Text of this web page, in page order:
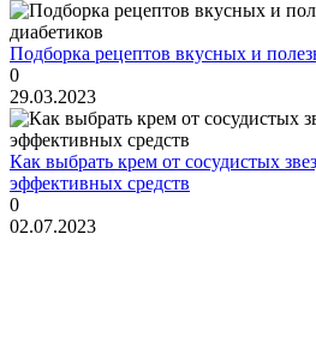
Подборка рецептов вкусных и
0
29.03.2023
Как выбрать крем от сосудистых
эффективных средств
0
02.07.2023